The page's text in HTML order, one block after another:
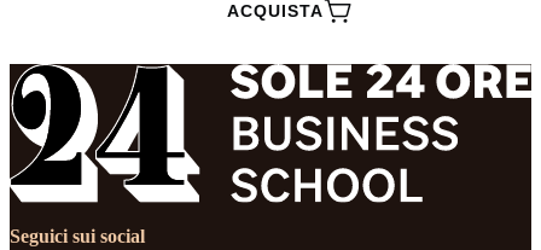
ACQUISTA
Seguici sui social